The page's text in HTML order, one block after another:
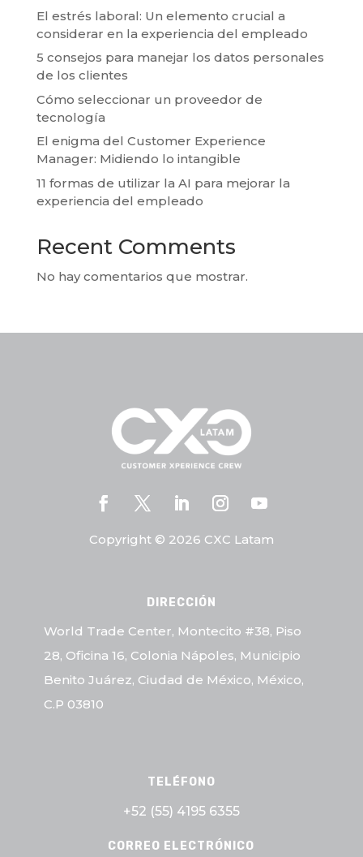
El estrés laboral: Un elemento crucial a
considerar en la experiencia del empleado
5 consejos para manejar los datos personales
de los clientes
Cómo seleccionar un proveedor de
tecnología
El enigma del Customer Experience
Manager: Midiendo lo intangible
11 formas de utilizar la AI para mejorar la
experiencia del empleado
Recent Comments
No hay comentarios que mostrar.
Copyright © 2026 CXC Latam
DIRECCIÓN
World Trade Center, Montecito #38, Piso
28, Oficina 16, Colonia Nápoles, Municipio
Benito Juárez, Ciudad de México, México,
C.P 03810
TELÉFONO
+52 (55) 4195 6355
CORREO ELECTRÓNICO